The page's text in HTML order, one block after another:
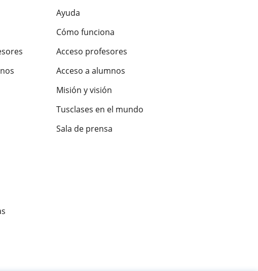
Ayuda
Cómo funciona
Acceso profesores
Acceso a alumnos
Misión y visión
Tusclases en el mundo
Sala de prensa